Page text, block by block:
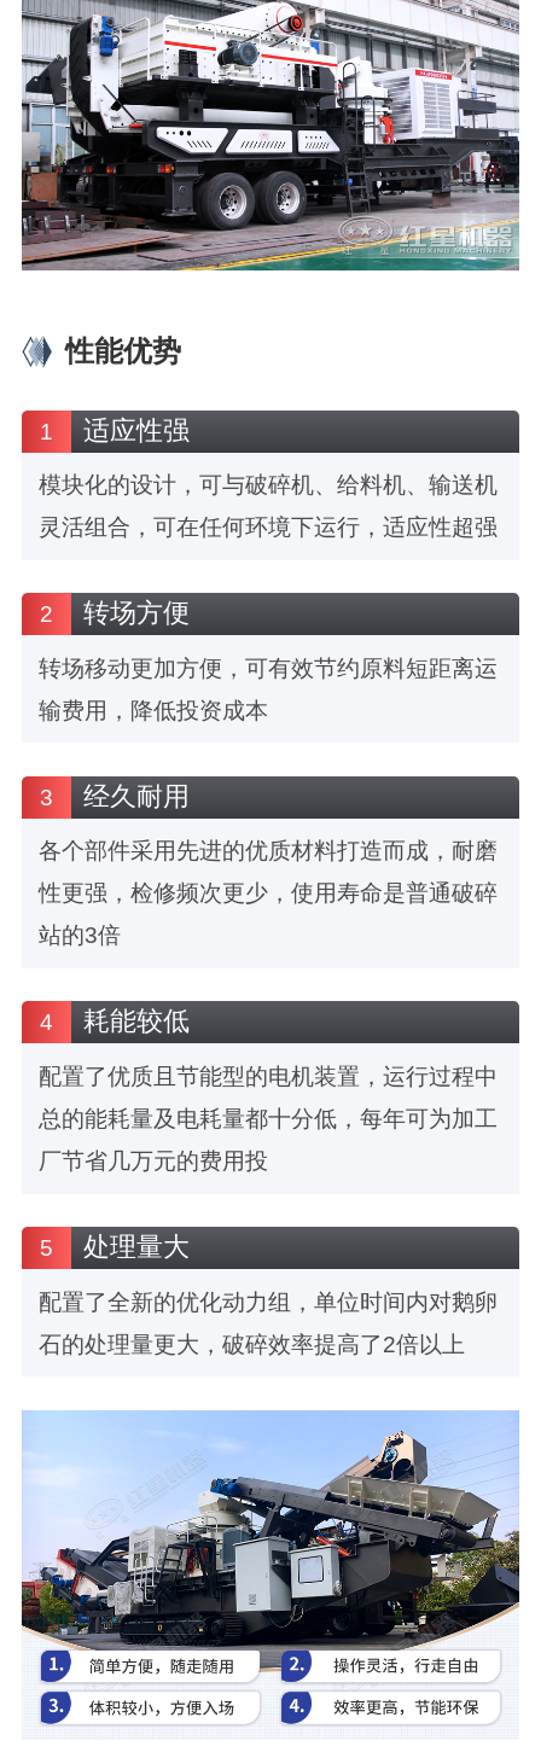
性能优势
1 适应性强
模块化的设计，可与破碎机、给料机、输送机
灵活组合，可在任何环境下运行，适应性超强
2 转场方便
转场移动更加方便，可有效节约原料短距离运
输费用，降低投资成本
3 经久耐用
各个部件采用先进的优质材料打造而成，耐磨
性更强，检修频次更少，使用寿命是普通破碎
站的3倍
4 耗能较低
配置了优质且节能型的电机装置，运行过程中
总的能耗量及电耗量都十分低，每年可为加工
厂节省几万元的费用投
5 处理量大
配置了全新的优化动力组，单位时间内对鹅卵
石的处理量更大，破碎效率提高了2倍以上